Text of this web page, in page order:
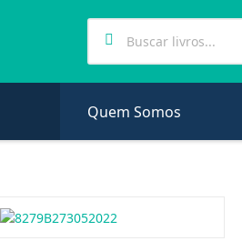
Quem Somos